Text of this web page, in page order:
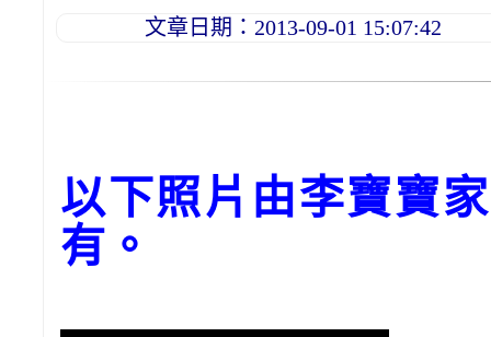
文章日期：2013-09-01 15:07:42
以下照片由李寶寶
有。